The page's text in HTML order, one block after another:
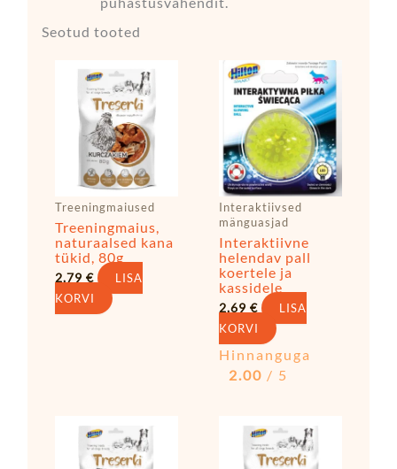
Seotud tooted
Treeningmaiused
Treeningmaius,
naturaalsed kana
tükid, 80g
2,79 €
LISA
KORVI
Interaktiivsed
mänguasjad
Interaktiivne
helendav pall
koertele ja
kassidele
2,69€
LISA
KORVI
Hinnanguga
2.00 / 5